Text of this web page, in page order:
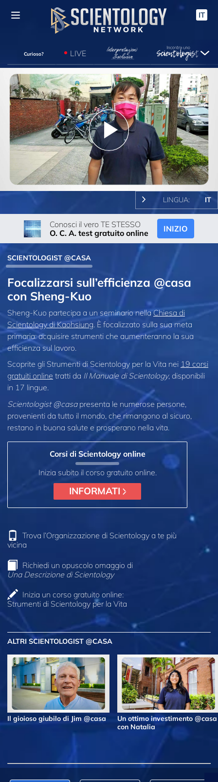
IT
Curioso? LIVE
Play
Video
LINGUA: IT
Conosci il vero TE STESSO
O. C. A. test gratuito online
INIZIO
SCIENTOLOGIST @CASA
Focalizzarsi sull’efficienza @casa
con Sheng-Kuo
Sheng-Kuo partecipa a un seminario nellaChiesa di
Scientology di Kaohsiung. È focalizzato sulla sua meta
primaria: acquisire strumenti che aumenteranno la sua
efficienza sul lavoro.
Scoprite gli Strumenti di Scientology per la Vita nei 19 corsi
gratuiti online tratti da Il Manuale di Scientology, disponibili
in 17 lingue.
Scientologist @casapresenta le numerose persone,
provenienti da tutto il mondo, che rimangono al sicuro,
restano in buona salute e prosperano nella vita.
Corsi di Scientology online
Inizia subito il corso gratuito online.
INFORMATI
Trova l’Organizzazione di Scientology a te più
vicina
Richiedi un opuscolo omaggio di
Una Descrizione di Scientology
Inizia un corso gratuito online:
Strumenti di Scientology per la Vita
ALTRI SCIENTOLOGIST @CASA
Il gioioso giubilo di Jim @casa
Un ottimo investimento @casa
con Natalia